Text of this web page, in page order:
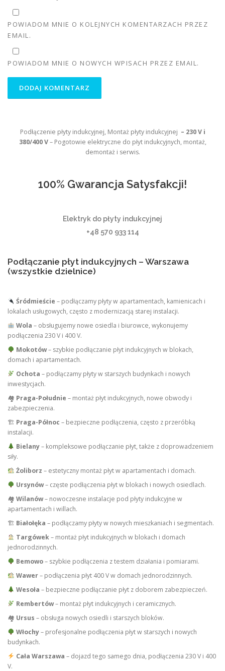
POWIADOM MNIE O KOLEJNYCH KOMENTARZACH PRZEZ
EMAIL.
POWIADOM MNIE O NOWYCH WPISACH PRZEZ EMAIL.
Podłączenie płyty indukcyjnej, Montaż płyty indukcyjnej – 230 V i
380/400 V– Pogotowie elektryczne do płyt indukcyjnych, montaż,
demontaż i serwis.
100% Gwarancja Satysfakcji!
Elektryk do płyty indukcyjnej
+48 570 933 114
Podłączanie płyt indukcyjnych – Warszawa
(wszystkie dzielnice)
Śródmieście – podłączamy płyty w apartamentach, kamienicach i
lokalach usługowych, często z modernizacją starej instalacji.
Wola – obsługujemy nowe osiedla i biurowce, wykonujemy
podłączenia 230 V i 400 V.
Mokotów– szybkie podłączanie płyt indukcyjnych w blokach,
domach i apartamentach.
Ochota – podłączamy płyty w starszych budynkach i nowych
inwestycjach.
🏘 Praga-Południe – montaż płyt indukcyjnych, nowe obwody i
zabezpieczenia.
🏗 Praga-Północ – bezpieczne podłączenia, często z przeróbką
instalacji.
Bielany– kompleksowe podłączanie płyt, także z doprowadzeniem
siły.
Żoliborz – estetyczny montaż płyt w apartamentach i domach.
Ursynów– częste podłączenia płyt w blokach i nowych osiedlach.
🏘 Wilanów– nowoczesne instalacje pod płyty indukcyjne w
apartamentach i willach.
🏗 Białołęka – podłączamy płyty w nowych mieszkaniach i segmentach.
Targówek– montaż płyt indukcyjnych w blokach i domach
jednorodzinnych.
Bemowo– szybkie podłączenia z testem działania i pomiarami.
Wawer– podłączenia płyt 400 V w domach jednorodzinnych.
Wesoła – bezpieczne podłączanie płyt z doborem zabezpieczeń.
Rembertów– montaż płyt indukcyjnych i ceramicznych.
🏘 Ursus – obsługa nowych osiedli i starszych bloków.
Włochy– profesjonalne podłączenia płyt w starszych i nowych
budynkach.
Cała Warszawa – dojazd tego samego dnia, podłączenia 230 V i 400
V.